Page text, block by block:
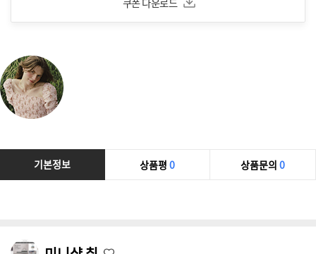
기본정보 상품평 0 상품문의 0